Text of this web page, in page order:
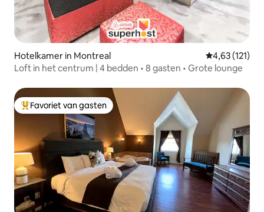
Hotelkamer in Montreal Gemiddelde
4,63 (121)
Loft in het centrum | 4 bedden • 8 gasten • Grote lounge
Topfavoriet van gasten
Favoriet van gasten